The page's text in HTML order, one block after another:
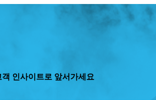
인사이트로 앞서가세요